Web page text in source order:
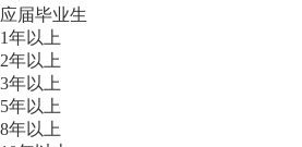
应届毕业生
1年以上
2年以上
3年以上
5年以上
8年以上